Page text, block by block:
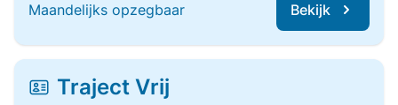
Maandelijks opzegbaar Bekijk
Traject Vrij